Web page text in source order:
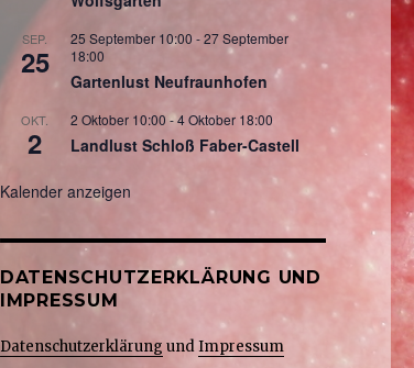
SEP.
25
25 September 10:00 -27 September
18:00
Gartenlust Neufraunhofen
OKT.
2
2 Oktober 10:00 -4 Oktober 18:00
Landlust Schloß Faber-Castell
Kalender anzeigen
DATENSCHUTZERKLÄRUNG UND
IMPRESSUM
Datenschutzerklärung undImpressum